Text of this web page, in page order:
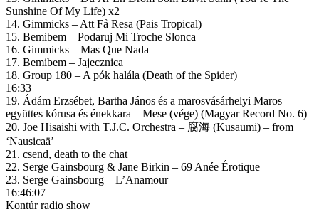
Sunshine Of My Life) x2
14. Gimmicks – Att Få Resa (Pais Tropical)
15. Bemibem ‎– Podaruj Mi Troche Slonca
16. Gimmicks – Mas Que Nada
17. Bemibem ‎– Jajecznica
18. Group 180 – A pók halála (Death of the Spider)
16:33
19. Ádám Erzsébet, Bartha János és a marosvásárhelyi Maros
együttes kórusa és énekkara – Mese (vége) (Magyar Record No. 6)
20. Joe Hisaishi with T.J.C. Orchestra – 腐海 (Kusaumi) – from
‘Nausicaä’
21. csend, death to the chat
22. Serge Gainsbourg & Jane Birkin – 69 Anée Érotique
23. Serge Gainsbourg – L’Anamour
16:46:07
Kontúr radio show